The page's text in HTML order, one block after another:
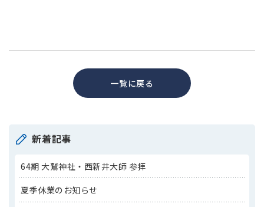
一覧に戻る
新着記事
64期 大鷲神社・西新井大師 参拝
夏季休業のお知らせ